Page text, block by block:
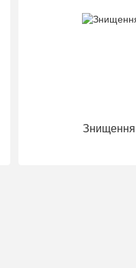
Знищення